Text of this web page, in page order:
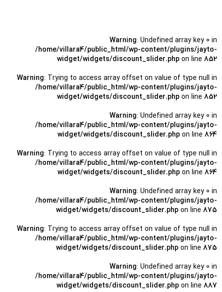
Warning: Undefined array key 0 in
/home/villara4/public_html/wp-content/plugins/jayto-
widget/widgets/discount_slider.php on line 852
Warning: Trying to access array offset on value of type null in
/home/villara4/public_html/wp-content/plugins/jayto-
widget/widgets/discount_slider.php on line 852
Warning: Undefined array key 0 in
/home/villara4/public_html/wp-content/plugins/jayto-
widget/widgets/discount_slider.php on line 864
Warning: Trying to access array offset on value of type null in
/home/villara4/public_html/wp-content/plugins/jayto-
widget/widgets/discount_slider.php on line 864
Warning: Undefined array key 0 in
/home/villara4/public_html/wp-content/plugins/jayto-
widget/widgets/discount_slider.php on line 875
Warning: Trying to access array offset on value of type null in
/home/villara4/public_html/wp-content/plugins/jayto-
widget/widgets/discount_slider.php on line 875
Warning: Undefined array key 0 in
/home/villara4/public_html/wp-content/plugins/jayto-
widget/widgets/discount_slider.php on line 887